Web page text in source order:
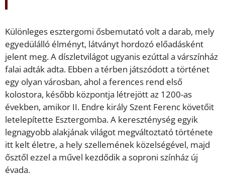
Különleges esztergomi ősbemutató volt a darab, mely
egyedülálló élményt, látványt hordozó előadásként
jelent meg. A díszletvilágot ugyanis ezúttal a várszínház
falai adták adta. Ebben a térben játszódott a történet
egy olyan városban, ahol a ferences rend első
kolostora, később központja létrejött az 1200-as
években, amikor II. Endre király Szent Ferenc követőit
letelepítette Esztergomba. A kereszténység egyik
legnagyobb alakjának világot megváltoztató története
itt kelt életre, a hely szellemének közelségével, majd
ősztől ezzel a művel kezdődik a soproni színház új
évada.